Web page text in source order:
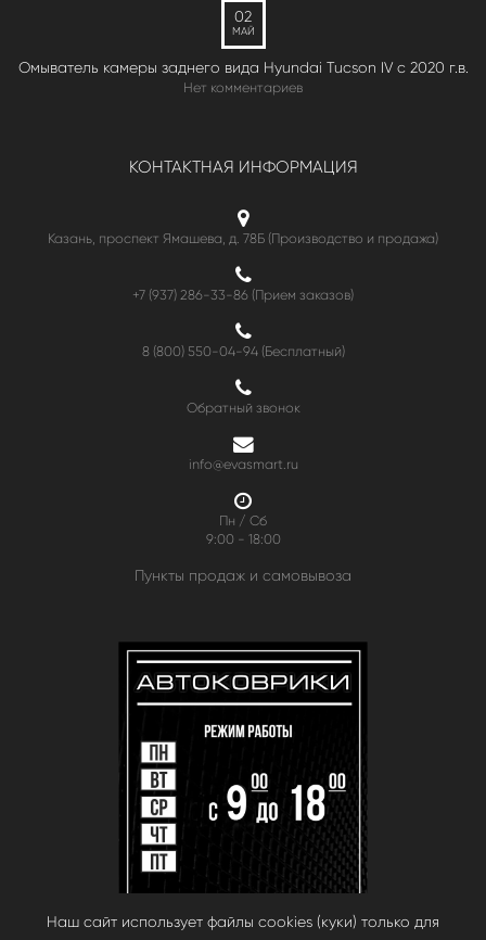
02
МАЙ
Омыватель камеры заднего вида Hyundai Tucson IV c 2020 г.в.
Нет комментариев
КОНТАКТНАЯ ИНФОРМАЦИЯ
Казань, проспект Ямашева, д. 78Б (Производство и продажа)
+7 (937) 286-33-86 (Прием заказов)
8 (800) 550-04-94(Бесплатный)
Обратный звонок
info@evasmart.ru
Пн / Сб
9:00 - 18:00
Пункты продаж и самовывоза
Наш сайт использует файлы cookies (куки) только для